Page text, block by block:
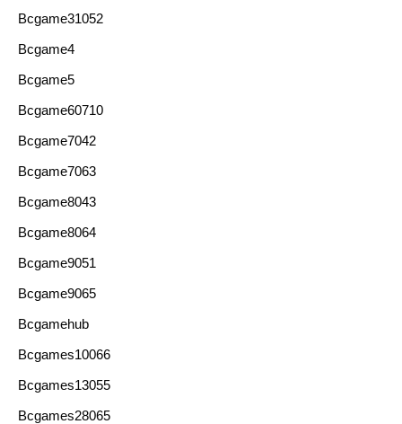
Bcgame31052
Bcgame4
Bcgame5
Bcgame60710
Bcgame7042
Bcgame7063
Bcgame8043
Bcgame8064
Bcgame9051
Bcgame9065
Bcgamehub
Bcgames10066
Bcgames13055
Bcgames28065